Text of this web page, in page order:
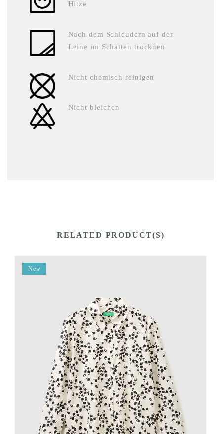
Hitze
Nach dem Schleudern auf der
Leine im Schatten trocknen
Nicht chemisch reinigen
Nicht bleichen
RELATED PRODUCT(S)
New